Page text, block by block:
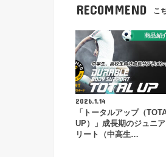
RECOMMEND こ
商品紹
2026.1.14
「トータルアップ（
UP）」成長期のジュニ
リート（中高生…